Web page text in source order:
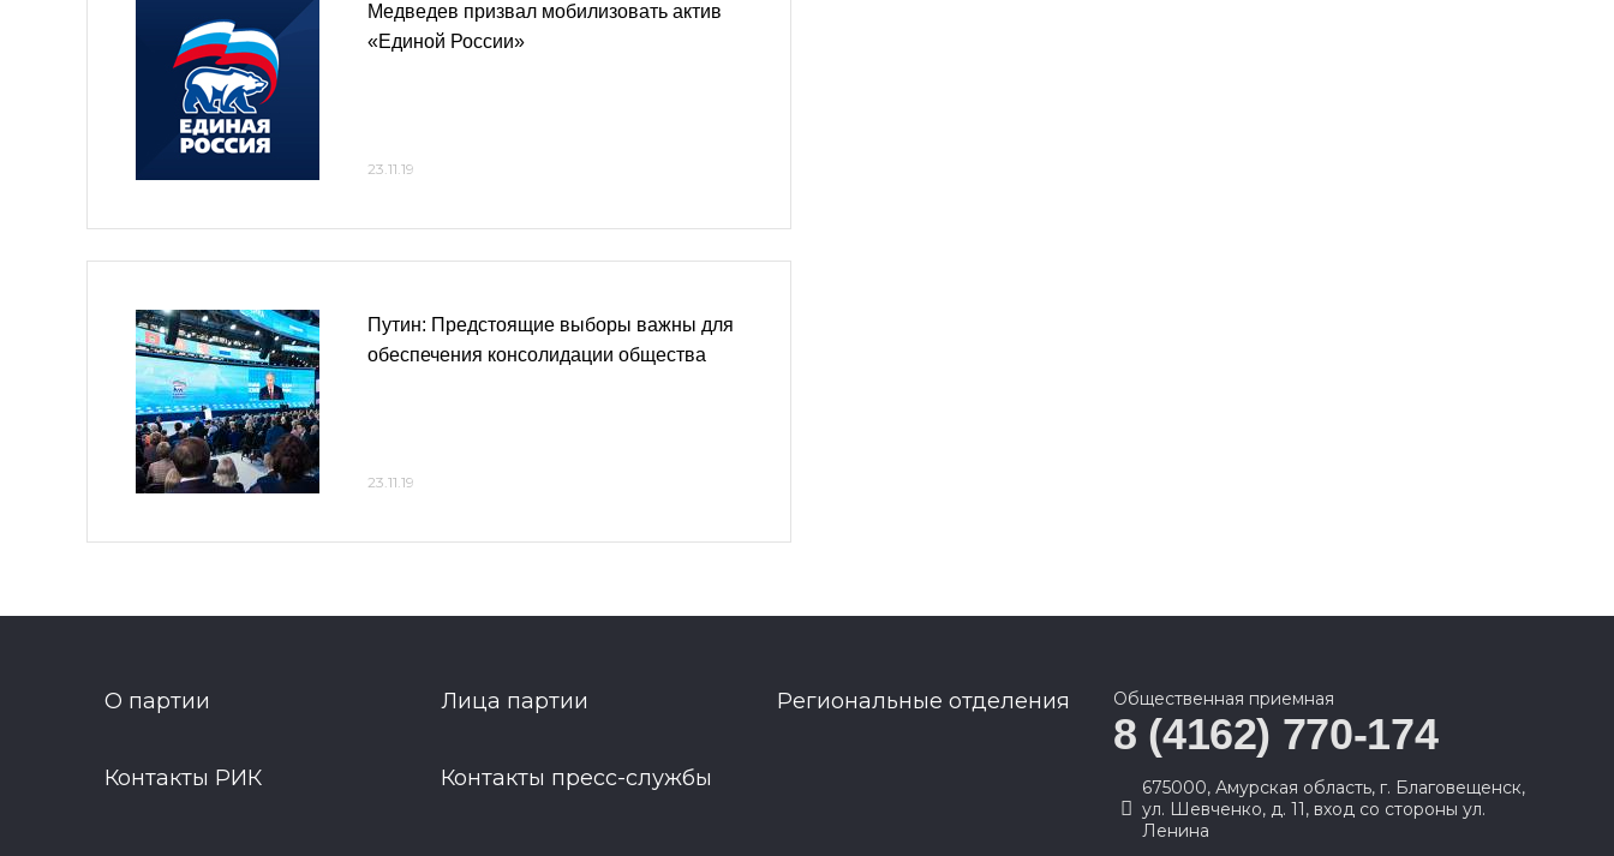
Медведев призвал мобилизовать актив
«Единой России»
23.11.19
Путин: Предстоящие выборы важны для
обеспечения консолидации общества
23.11.19
О партии Лица партии Региональные отделения
Контакты РИК Контакты пресс-службы
Общественная приемная
8 (4162) 770-174
675000, Амурская область, г. Благовещенск,
ул. Шевченко, д. 11, вход со стороны ул.
Ленина